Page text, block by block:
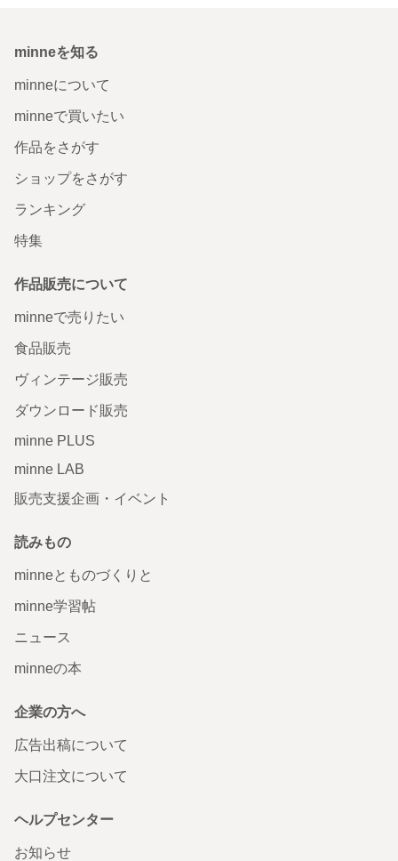
minneを知る
minneについて
minneで買いたい
作品をさがす
ショップをさがす
ランキング
特集
作品販売について
minneで売りたい
食品販売
ヴィンテージ販売
ダウンロード販売
minne PLUS
minne LAB
販売支援企画・イベント
読みもの
minneとものづくりと
minne学習帖
ニュース
minneの本
企業の方へ
広告出稿について
大口注文について
ヘルプセンター
お知らせ